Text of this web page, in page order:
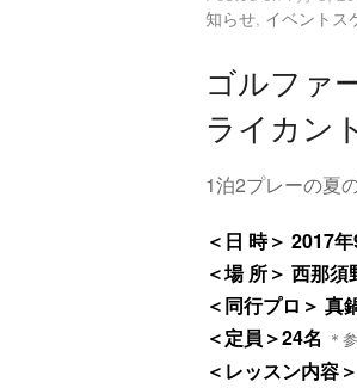
知らせ, イベントス
ゴルファ
ライカン
1泊2プレーの夏
＜日 時＞ 2017
＜場 所＞ 西那
＜同行プロ＞ 真
＜定員＞24名 ＊
＜レッスン内容＞